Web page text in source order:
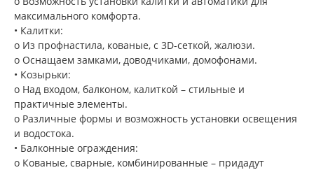
максимального комфорта.
• Калитки:
o Из профнастила, кованые, с 3D-сеткой, жалюзи.
o Оснащаем замками, доводчиками, домофонами.
• Козырьки:
o Над входом, балконом, калиткой – стильные и
практичные элементы.
o Различные формы и возможность установки освещения
и водостока.
• Балконные ограждения:
o Кованые, сварные, комбинированные – придадут